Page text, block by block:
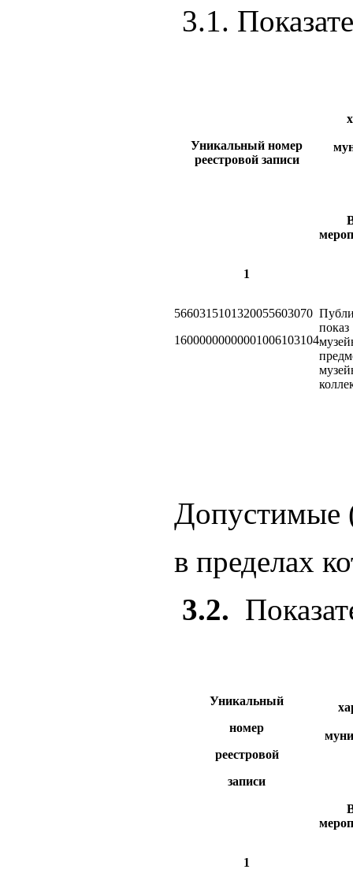
3.1.
Уникальный номер
реестровой записи
1
5660315101320055603070
16000000000001006103104
показ
Допустимые
в пределах
3.2.
Уникальный
номер
реестровой
записи
1